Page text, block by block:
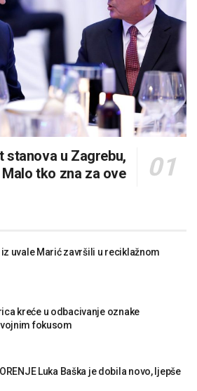
stanova u Zagrebu,
tko zna za ove
uvale Marić završili u reciklažnom
kreće u odbacivanje oznake
vojnim fokusom
Luka Baška je dobila novo, ljepše